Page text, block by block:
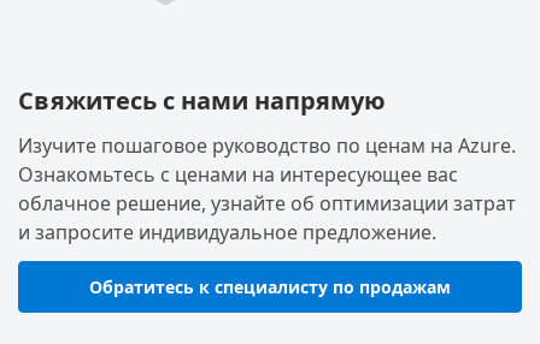
Свяжитесь с нами напрямую
Изучите пошаговое руководство по ценам на Azure.
Ознакомьтесь с ценами на интересующее вас
облачное решение, узнайте об оптимизации затрат
и запросите индивидуальное предложение.
Обратитесь к специалисту по продажам